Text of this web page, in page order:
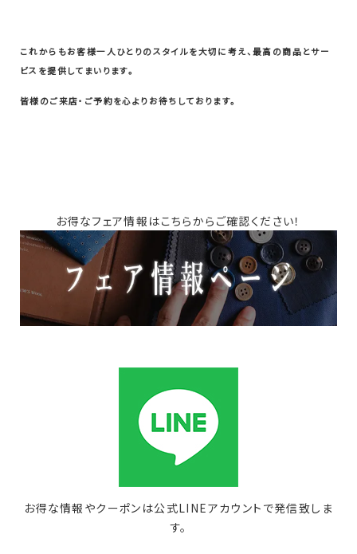
これからもお客様一人ひとりのスタイルを大切に考え、最高の商品とサー
ビスを提供してまいります。
皆様のご来店・ご予約を心よりお待ちしております。
お得なフェア情報はこちらからご確認ください！
お得な情報やクーポンは公式LINEアカウントで発信致しま
す。